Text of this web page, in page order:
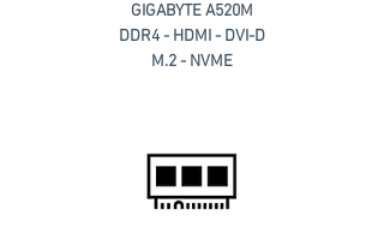
GIGABYTE A520M
DDR4 - HDMI - DVI-D
M.2 - NVME